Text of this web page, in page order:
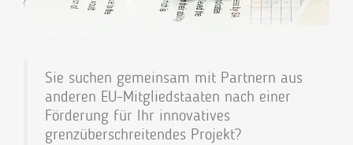
Sie suchen gemeinsam mit Partnern aus
anderen EU-Mitgliedstaaten nach einer
Förderung für Ihr innovatives
grenzüberschreitendes Projekt?